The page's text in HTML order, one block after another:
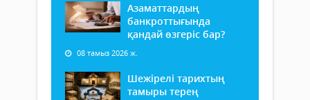
Азаматтардың
банкроттығында
қандай өзгеріс бар?
08 тамыз 2026 ж.
Шежірелі тарихтың
тамыры терең